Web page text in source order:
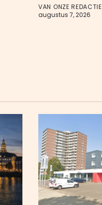
VAN ONZE REDACTIE
augustus 7, 2026